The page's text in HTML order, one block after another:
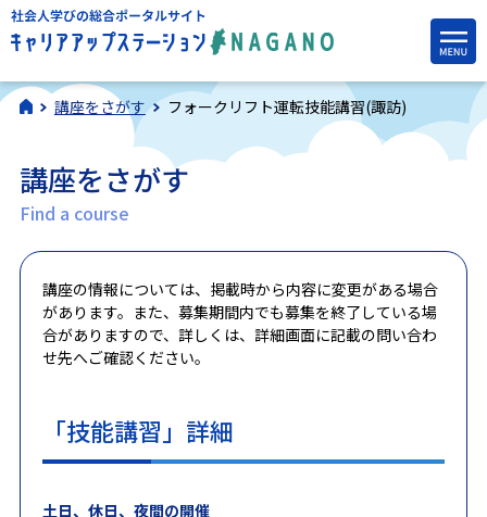
講座をさがす フォークリフト運転技能講習(諏訪)
講座をさがす
Find a course
講座の情報については、掲載時から内容に変更がある場合
があります。また、募集期間内でも募集を終了している場
合がありますので、詳しくは、詳細画面に記載の問い合わ
せ先へご確認ください。
「技能講習」詳細
土日、休日、夜間の開催